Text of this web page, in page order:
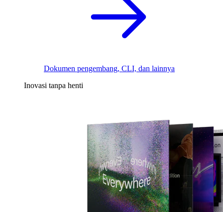
Dokumen pengembang, CLI, dan lainnya
Inovasi tanpa henti